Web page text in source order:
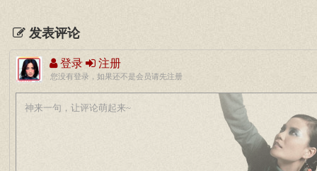
发表评论
登录 注册
您没有登录，如果还不是会员请先注册